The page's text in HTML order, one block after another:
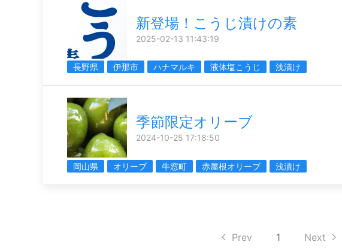
新登場！こうじ漬けの素
2025-02-13 11:43:19
長野県 伊那市 ハナマルキ 液体塩こうじ 浅漬け
季節限定オリーブ
2024-10-25 17:18:50
岡山県 オリーブ 牛窓町 赤屋根オリーブ 浅漬け
Prev 1 Next